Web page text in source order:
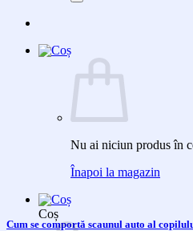
Nu ai niciun produs în
Înapoi la magazin
Coș
Cum se comportă scaunul auto al